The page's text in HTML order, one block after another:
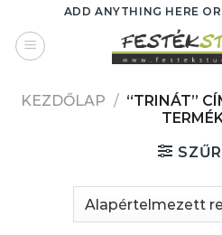
content
ADD ANYTHING HERE
KEZDŐLAP / “TRINÁT”